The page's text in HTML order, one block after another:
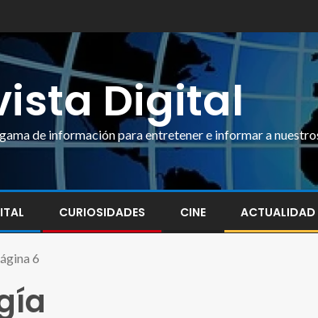
Digital
de información para entretener e informar a
CURIOSIDADES CINE ACTUALIDAD
6